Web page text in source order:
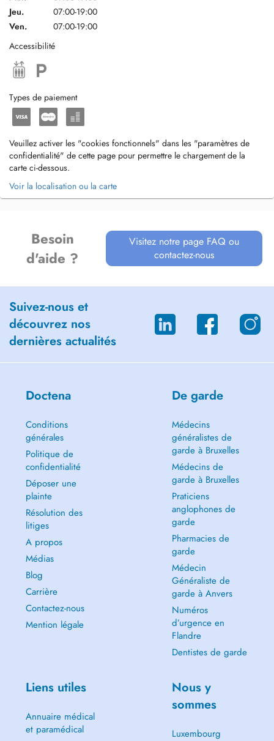
Jeu.
07:00-19:00
Ven.
07:00-19:00
Accessibilité
Types de paiement
Veuillez activer les "cookies fonctionnels" dans les "paramètres de
confidentialité" de cette page pour permettre le chargement de la
carte ci-dessous.
Voir la localisation ou la carte
Besoin
d'aide ?
Visitez notre page FAQ ou
contactez-nous
Suivez-nous et
découvrez nos
dernières actualités
Doctena
Conditions
générales
Politique de
confidentialité
Déposer une
plainte
Résolution des
litiges
A propos
Médias
Blog
Carrière
Contactez-nous
Mention légale
De garde
Médecins
généralistes de
garde à Bruxelles
Médecins de
garde à Bruxelles
Praticiens
anglophones de
garde
Pharmacies de
garde
Médecin
Généraliste de
garde à Anvers
Numéros
d’urgence en
Flandre
Dentistes de garde
Liens utiles
Annuaire médical
et paramédical
Nous y
sommes
Luxembourg